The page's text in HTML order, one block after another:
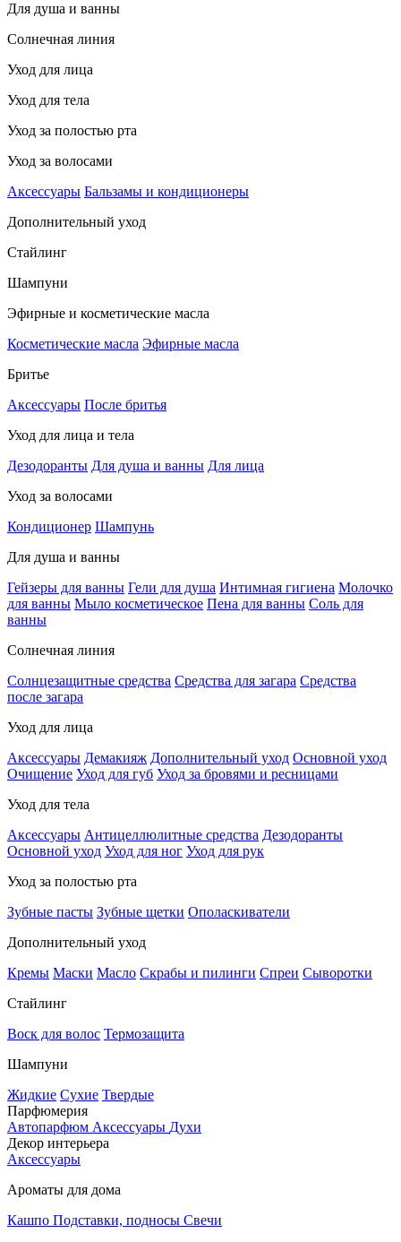
Для душа и ванны
Солнечная линия
Уход для лица
Уход для тела
Уход за полостью рта
Уход за волосами
Аксессуары Бальзамы и кондиционеры
Дополнительный уход
Стайлинг
Шампуни
Эфирные и косметические масла
Косметические масла Эфирные масла
Бритье
Аксессуары После бритья
Уход для лица и тела
Дезодоранты Для душа и ванны Для лица
Уход за волосами
Кондиционер Шампунь
Для душа и ванны
Гейзеры для ванны Гели для душа Интимная гигиена Молочко
для ванны Мыло косметическое Пена для ванны Соль для
ванны
Солнечная линия
Солнцезащитные средства Средства для загара Средства
после загара
Уход для лица
Аксессуары Демакияж Дополнительный уход Основной уход
Очищение Уход для губ Уход за бровями и ресницами
Уход для тела
Аксессуары Антицеллюлитные средства Дезодоранты
Основной уход Уход для ног Уход для рук
Уход за полостью рта
Зубные пасты Зубные щетки Ополаскиватели
Дополнительный уход
Кремы Маски Масло Скрабы и пилинги Спреи Сыворотки
Стайлинг
Воск для волос Термозащита
Шампуни
Жидкие Сухие Твердые
Парфюмерия
Автопарфюм Аксессуары Духи
Декор интерьера
Аксессуары
Ароматы для дома
Кашпо Подставки, подносы Свечи